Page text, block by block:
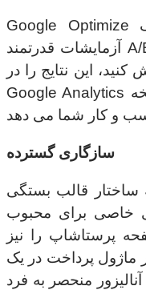
Google Optimize اجازه می دهد تا با چند کلیک
آزمایشات قدرتمند A/B ایجاد کنید تا نسخه های مختلف
این نتایج را در
Google Analytics بررسی و آنالیز کنید که کدام نسخه
سازگاری گسترده
ساختار قالب بستگی
خاصی برای محبوب
پرستاشاپ را نیز
ماژول پرداخت در یک
منحصر به فرد